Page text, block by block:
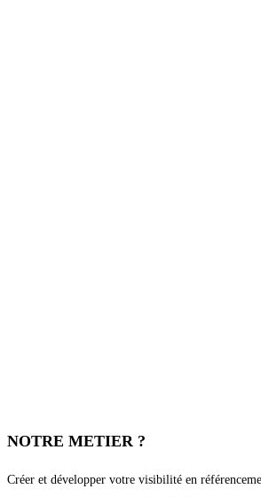
NOTRE METIER ?
Créer et développer votre visibilité en